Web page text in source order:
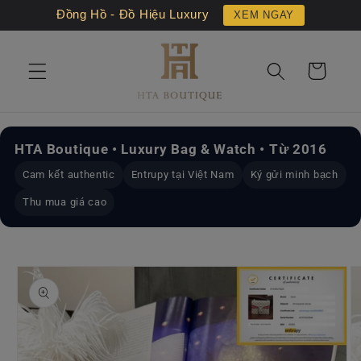
Đồng Hồ - Đồ Hiệu Luxury XEM NGAY
đến nội
Giỏ
hàng
HTA Boutique • Luxury Bag & Watch • Từ 2016
Cam kết authentic Entrupy tại Việt Nam Ký gửi minh bạch
Thu mua giá cao
đến
thông
tin sản
phẩm